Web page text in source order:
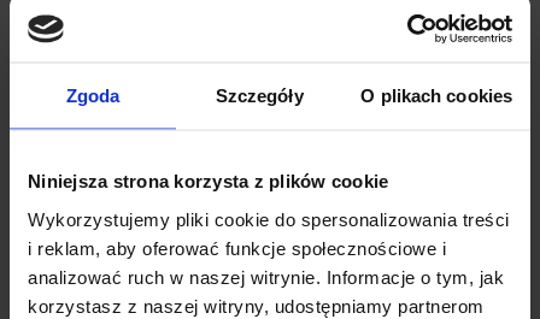
Zgoda Szczegóły O plikach cookies
Niniejsza strona korzysta z plików cookie
Wykorzystujemy pliki cookie do spersonalizowania treści
i reklam, aby oferować funkcje społecznościowe i
analizować ruch w naszej witrynie. Informacje o tym, jak
korzystasz z naszej witryny, udostępniamy partnerom
Thule Edge Clamp + belki Thule WingBar Edge 113 +
Thule Edge WingBar to bagażnik nowej generacji z
niewystającą belką w skład którego wchodzą: stopy Thule
1 485.00 zł